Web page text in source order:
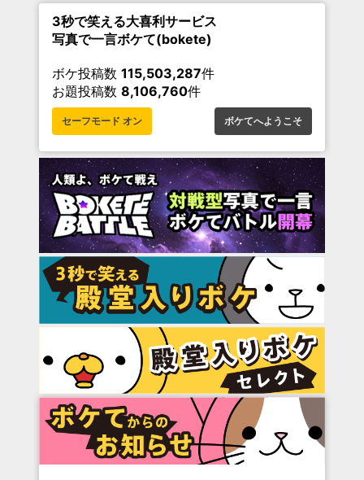
3秒で笑える大喜利サービス
写真で一言ボケて(bokete)
ボケ投稿数 115,503,287件
お題投稿数 8,106,760件
セーフモード オン ボケてへようこそ